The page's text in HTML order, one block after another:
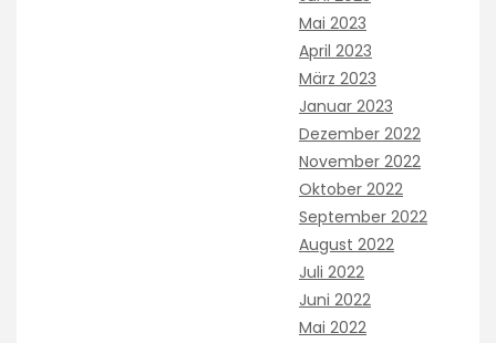
Mai 2023
April 2023
März 2023
Januar 2023
Dezember 2022
November 2022
Oktober 2022
September 2022
August 2022
Juli 2022
Juni 2022
Mai 2022